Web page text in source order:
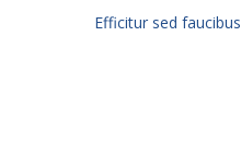
Efficitur sed faucibus